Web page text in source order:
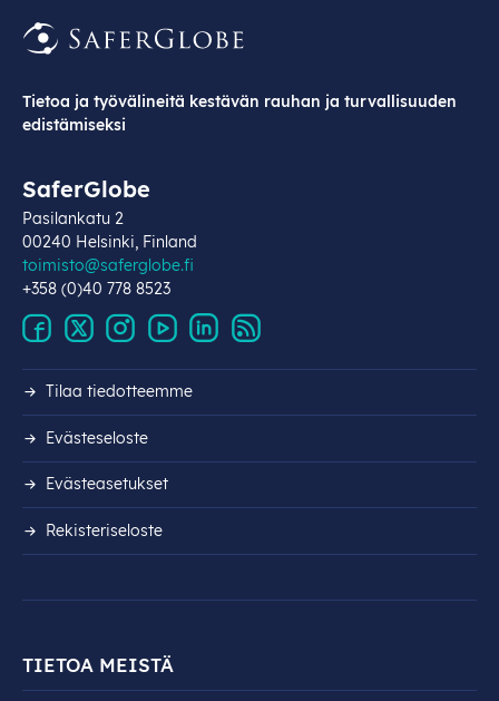
Tietoa ja työvälineitä kestävän rauhan ja turvallisuuden
edistämiseksi
SaferGlobe
Pasilankatu 2
00240 Helsinki, Finland
toimisto@saferglobe.fi
+358 (0)40 778 8523
Tilaa tiedotteemme
Evästeseloste
Evästeasetukset
Rekisteri­seloste
TIETOA MEISTÄ